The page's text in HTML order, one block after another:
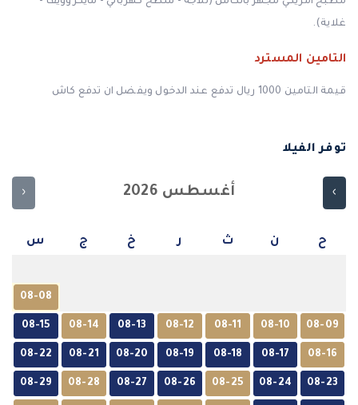
غلاية).
التامين المسترد
قيمة التامين 1000 ريال تدفع عند الدخول ويفضل ان تدفع كاش
توفر الفيلا
‹ أغسطس 2026 ›
ح ن ث ر خ ج س
08-08
08-09
08-10
08-11
08-12
08-13
08-14
08-15
08-16
08-17
08-18
08-19
08-20
08-21
08-22
08-23
08-24
08-25
08-26
08-27
08-28
08-29